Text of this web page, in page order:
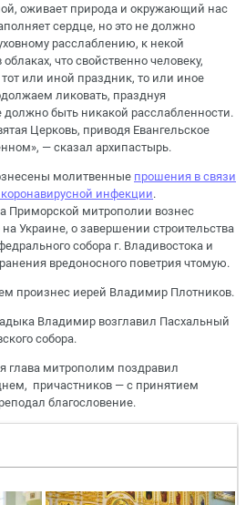
оживает природа и окружающий нас
сердце, но это не должно
расслаблению, к некой
что свойственно человеку,
или иной праздник, то или иное
ликовать, празднуя
должно быть никакой расслабленности.
Церковь, приводя Евангельское
— сказал архипастырь.
молитвенные прошения в связи
инфекции.
Приморской митрополии вознес
Украине, о завершении строительства
собора г. Владивостока и
вредоносного поветрия чтомую.
произнес иерей Владимир Плотников.
Владимир возглавил Пасхальный
собора.
глава митрополим поздравил
причастников — с принятием
благословение.